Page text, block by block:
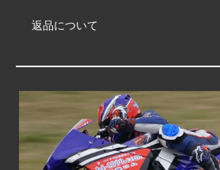
返品について